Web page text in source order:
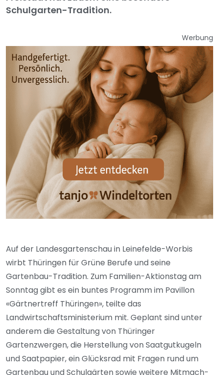
Schulgarten-Tradition.
Werbung
Auf der Landesgartenschau in Leinefelde-Worbis
wirbt Thüringen für Grüne Berufe und seine
Gartenbau-Tradition. Zum Familien-Aktionstag am
Sonntag gibt es ein buntes Programm im Pavillon
«Gärtnertreff Thüringen», teilte das
Landwirtschaftsministerium mit. Geplant sind unter
anderem die Gestaltung von Thüringer
Gartenzwergen, die Herstellung von Saatgutkugeln
und Saatpapier, ein Glücksrad mit Fragen rund um
Gartenbau und Schulgärten sowie weitere Mitmach-